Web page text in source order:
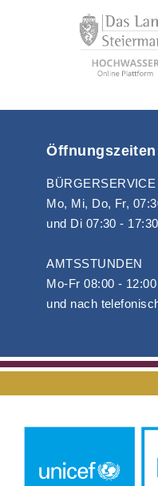
Öffnungszeiten
BÜRGERSERVICE
Mo, Mi, Do, Fr,
und Di 07:30 -
AMTSSTUNDEN
Mo-Fr 08:00 -
und nach